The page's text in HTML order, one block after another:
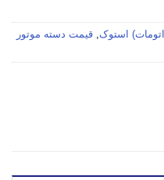
, قیمت دسته موتور